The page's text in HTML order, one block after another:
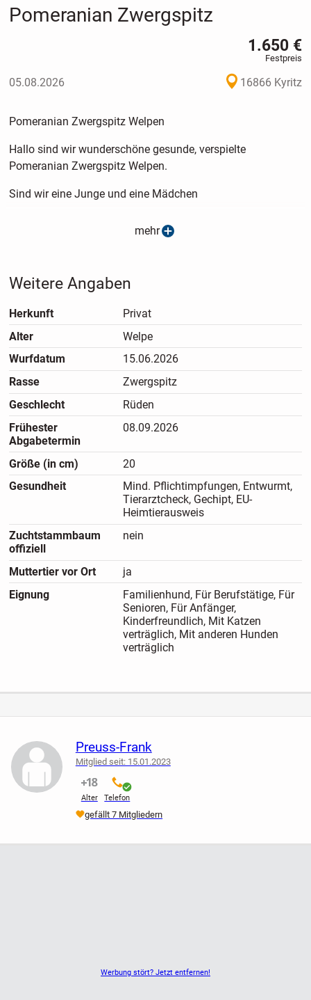
Pomeranian Zwergspitz
1.650 €
Festpreis
05.08.2026 16866 Kyritz
Pomeranian Zwergspitz Welpen
Hallo sind wir wunderschöne gesunde, verspielte
Pomeranian Zwergspitz Welpen.
Sind wir eine Junge und eine Mädchen
Wir entwickeln uns sehr gut und werden zum abgabe
Termin gut sozialesirt sein, geimpft gechipt, bekommen ein
uns zu Hause, die beiden sind wunderschöne Pomeranian .
wunderschöne Ahnentafel.
Geschwister von davorige Wurf auch in Foto Galerie zu
sehen.
Wir hoffen dass wir treffen uns bald, bei Interesse melden
Sie sich bei meiner Mama .
Preis : 1650
mehr
Weitere Angaben
Herkunft
Privat
Alter
Welpe
Wurfdatum
15.06.2026
Rasse
Zwergspitz
Geschlecht
Rüden
Frühester
Abgabetermin
08.09.2026
Größe (in cm)
20
Gesundheit
Mind. Pflichtimpfungen, Entwurmt,
Tierarztcheck, Gechipt, EU-
Heimtierausweis
Zuchtstammbaum
offiziell
nein
Muttertier vor Ort
ja
Eignung
Familienhund, Für Berufstätige, Für
Senioren, Für Anfänger,
Kinderfreundlich, Mit Katzen
verträglich, Mit anderen Hunden
verträglich
Werbung stört? Jetzt entfernen!
Preuss-Frank
Mitglied seit: 15.01.2023
Alter
nicht verifiziert
Telefon
verifiziert
gefällt 7 Mitgliedern